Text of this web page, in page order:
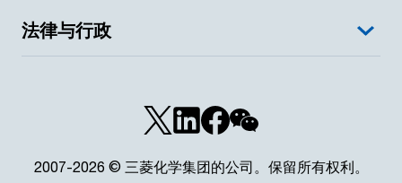
法律与行政
2007-2026 © 三菱化学集团的公司。保留所有权利。